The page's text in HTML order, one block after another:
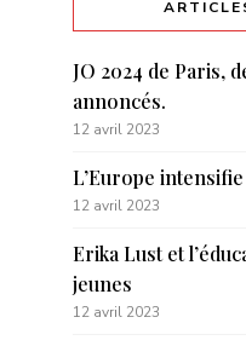
JO 2024 de Paris,
annoncés.
12 avril 2023
L’Europe
12 avril 2023
Erika Lust et
jeunes
12 avril 2023